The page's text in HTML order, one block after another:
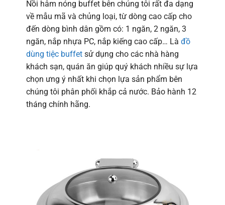
Nồi hâm nóng buffet bên chúng tôi rất đa dạng
về mẫu mã và chủng loại, từ dòng cao cấp cho
đến dòng bình dân gồm có: 1 ngăn, 2 ngăn, 3
ngăn, nắp nhựa PC, nắp kiếng cao cấp… Là đồ
dùng tiệc buffetsử dụng cho các nhà hàng
khách sạn, quán ăn giúp quý khách nhiều sự lựa
chọn ưng ý nhất khi chọn lựa sản phẩm bên
chúng tôi phân phối khắp cả nước. Bảo hành 12
tháng chính hãng.